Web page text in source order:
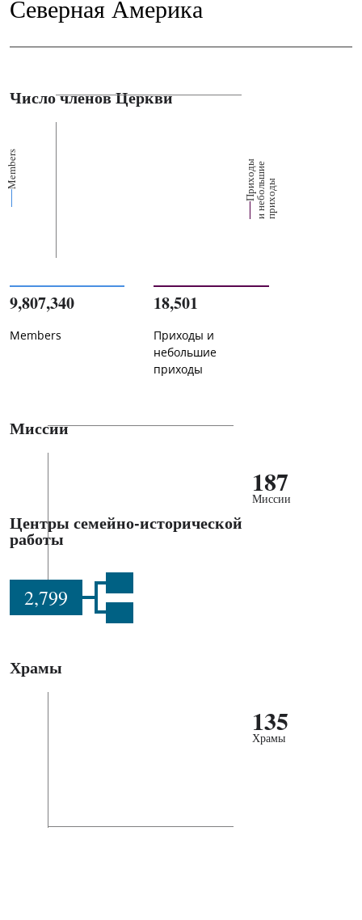
Северная Америка
Число членов Церкви
Members П
р
их
о
д
ы
и
н
е
б
о
ль
ш
ие
п
р
и
х
о
ды
9,807,340
Members
18,501
Приходы и
небольшие
приходы
Миссии
187
Миссии
Центры семейно-исторической
работы
2,799
Храмы
135
Храмы